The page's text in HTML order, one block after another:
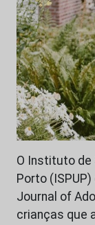
O Instituto de
Porto
Journal of
crianças que